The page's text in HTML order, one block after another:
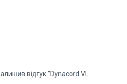
відгук “Dynacord VL